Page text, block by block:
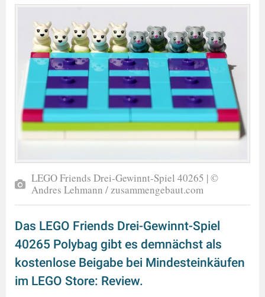
LEGO Friends Drei-Gewinnt-Spiel 40265 | ©
Andres Lehmann / zusammengebaut.com
Das LEGO Friends Drei-Gewinnt-Spiel
40265 Polybag gibt es demnächst als
kostenlose Beigabe bei Mindesteinkäufen
im LEGO Store: Review.